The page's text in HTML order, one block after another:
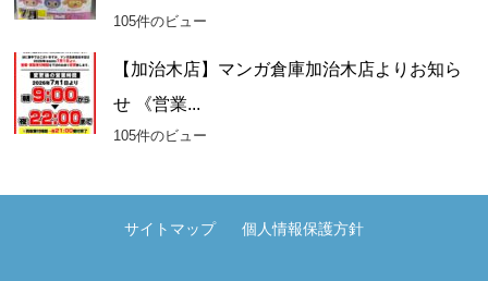
105件のビュー
【加治木店】マンガ倉庫加治木店よりお知ら
せ 《営業...
105件のビュー
サイトマップ 個人情報保護方針